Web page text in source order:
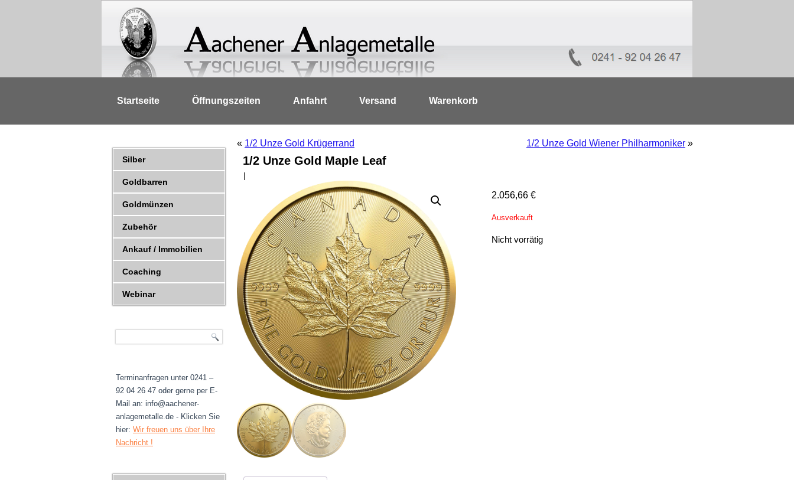
Startseite Öffnungszeiten Anfahrt Versand Warenkorb
Silber
Goldbarren
Goldmünzen
Zubehör
Ankauf / Immobilien
Coaching
Webinar
Terminanfragen unter 0241 –
92 04 26 47 oder gerne per E-
Mail an: info@aachener-
anlagemetalle.de - Klicken Sie
hier: Wir freuen uns über Ihre
Nachricht !
« 1/2 Unze Gold Krügerrand 1/2 Unze Gold Wiener Philharmoniker »
1/2 Unze Gold Maple Leaf
2.056,66€
Ausverkauft
Nicht vorrätig